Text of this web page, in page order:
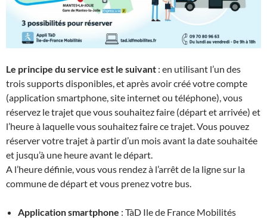
Le principe du service est le suivant : en utilisant l’un des
trois supports disponibles, et après avoir créé votre compte
(application smartphone, site internet ou téléphone), vous
réservez le trajet que vous souhaitez faire (départ et arrivée) et
l’heure à laquelle vous souhaitez faire ce trajet. Vous pouvez
réserver votre trajet à partir d’un mois avant la date souhaitée
et jusqu’à une heure avant le départ.
A l’heure définie, vous vous rendez à l’arrêt de la ligne sur la
commune de départ et vous prenez votre bus.
Application smartphone : TàD Ile de France Mobilités